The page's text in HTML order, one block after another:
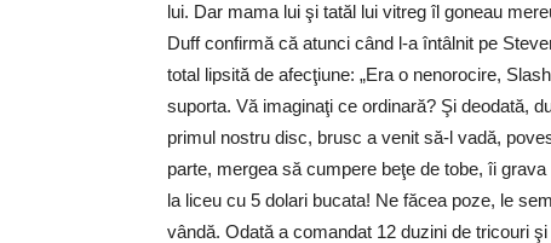
lui. Dar mama lui şi tatăl lui vitreg îl goneau
Duff confirmă că atunci când l-a întâlnit pe
total lipsită de afecţiune: „Era o nenorocire,
suporta. Vă imaginaţi ce ordinară? Şi deodată,
primul nostru disc, brusc a venit să-l vadă,
parte, mergea să cumpere beţe de tobe, îi
la liceu cu 5 dolari bucata! Ne făcea poze, le
vândă. Odată a comandat 12 duzini de tricouri